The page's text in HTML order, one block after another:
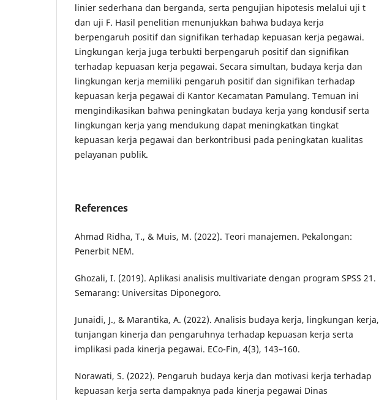
linier sederhana dan berganda, serta pengujian hipotesis melalui uji t
dan uji F. Hasil penelitian menunjukkan bahwa budaya kerja
berpengaruh positif dan signifikan terhadap kepuasan kerja pegawai.
Lingkungan kerja juga terbukti berpengaruh positif dan signifikan
terhadap kepuasan kerja pegawai. Secara simultan, budaya kerja dan
lingkungan kerja memiliki pengaruh positif dan signifikan terhadap
kepuasan kerja pegawai di Kantor Kecamatan Pamulang. Temuan ini
mengindikasikan bahwa peningkatan budaya kerja yang kondusif serta
lingkungan kerja yang mendukung dapat meningkatkan tingkat
kepuasan kerja pegawai dan berkontribusi pada peningkatan kualitas
pelayanan publik.
References
Ahmad Ridha, T., & Muis, M. (2022). Teori manajemen. Pekalongan:
Penerbit NEM.
Ghozali, I. (2019). Aplikasi analisis multivariate dengan program SPSS 21.
Semarang: Universitas Diponegoro.
Junaidi, J., & Marantika, A. (2022). Analisis budaya kerja, lingkungan kerja,
tunjangan kinerja dan pengaruhnya terhadap kepuasan kerja serta
implikasi pada kinerja pegawai. ECo-Fin, 4(3), 143–160.
Norawati, S. (2022). Pengaruh budaya kerja dan motivasi kerja terhadap
kepuasan kerja serta dampaknya pada kinerja pegawai Dinas